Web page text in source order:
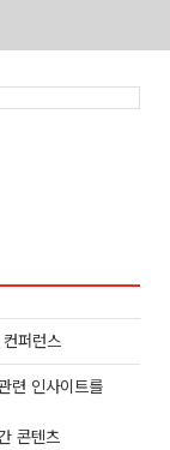
퍼런스
련 인사이트를
콘텐츠